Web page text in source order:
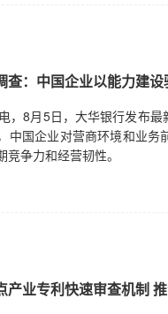
查：中国企业以能力建
，8月5日，大华银行发布
中国企业对营商环境和业
争力和经营韧性。
产业专利快速审查机制